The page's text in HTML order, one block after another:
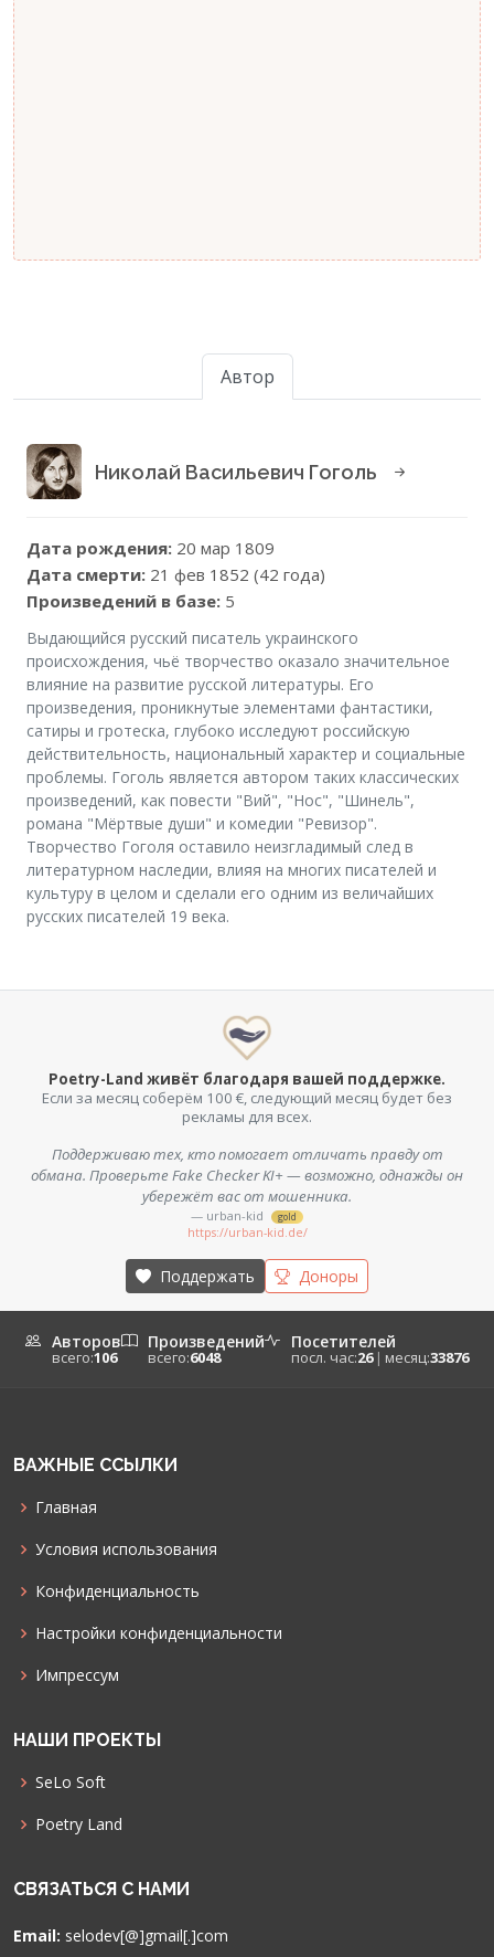
Автор
Николай Васильевич Гоголь
Дата рождения: 20 мар 1809
Дата смерти: 21 фев 1852 (42 года)
Произведений в базе: 5
Выдающийся русский писатель украинского
происхождения, чьё творчество оказало значительное
влияние на развитие русской литературы. Его
произведения, проникнутые элементами фантастики,
сатиры и гротеска, глубоко исследуют российскую
действительность, национальный характер и социальные
проблемы. Гоголь является автором таких классических
произведений, как повести "Вий", "Нос", "Шинель",
романа "Мёртвые души" и комедии "Ревизор".
Творчество Гоголя оставило неизгладимый след в
литературном наследии, влияя на многих писателей и
культуру в целом и сделали его одним из величайших
русских писателей 19 века.
Poetry-Land живёт благодаря вашей поддержке.
Если за месяц соберём 100 €, следующий месяц будет без
рекламы для всех.
Поддерживаю тех, кто помогает отличать правду от
обмана. Проверьте Fake Checker KI+ — возможно, однажды он
убережёт вас от мошенника.
— urban-kid gold
https://urban-kid.de/
Поддержать Доноры
Авторов
всего:106
Произведений
всего:6048
Посетителей
посл. час:26 | месяц:33876
ВАЖНЫЕ ССЫЛКИ
Главная
Условия использования
Конфиденциальность
Настройки конфиденциальности
Импрессум
НАШИ ПРОЕКТЫ
SeLo Soft
Poetry Land
СВЯЗАТЬСЯ С НАМИ
Email: selodev[@]gmail[.]com